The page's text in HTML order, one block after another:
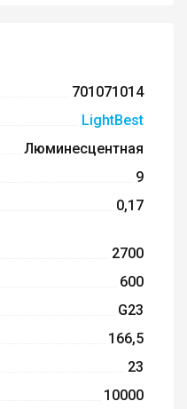
701071014
LightBest
Люминесцентная
9
0,17
2700
600
G23
166,5
23
10000